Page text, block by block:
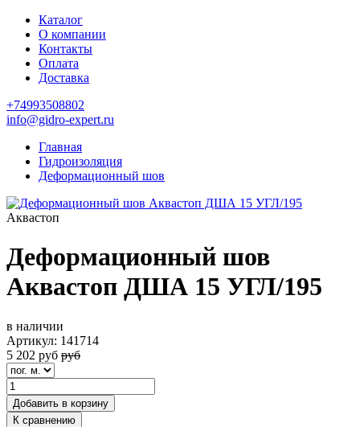
Каталог
О компании
Контакты
Оплата
Доставка
+74993508802
info@gidro-expert.ru
Главная
Гидроизоляция
Деформационный шов
Аквастоп
Деформационный шов
Аквастоп ДША 15 УГЛ/195
в наличии
Артикул: 141714
5 202 руб руб
Добавить в корзину
К сравнению